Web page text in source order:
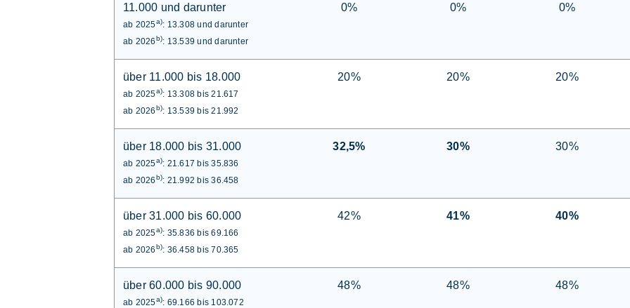
11.000 und darunter
ab 2025a): 13.308 und darunter
ab 2026b): 13.539 und darunter
0% 0% 0%
über 11.000 bis 18.000
ab 2025a): 13.308 bis 21.617
ab 2026b): 13.539 bis 21.992
20% 20% 20%
über 18.000 bis 31.000
ab 2025a): 21.617 bis 35.836
ab 2026b): 21.992 bis 36.458
32,5% 30% 30%
über 31.000 bis 60.000
ab 2025a): 35.836 bis 69.166
ab 2026b): 36.458 bis 70.365
42% 41% 40%
über 60.000 bis 90.000
ab 2025a): 69.166 bis 103.072
48% 48% 48%